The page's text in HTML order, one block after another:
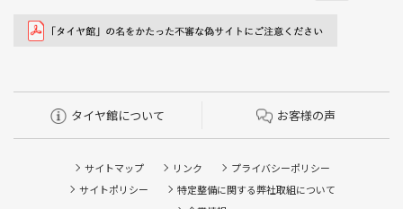
タイヤ館について お客様の声
サイトマップ リンク
プライバシーポリシー
サイトポリシー
特定整備に関する弊社取組について